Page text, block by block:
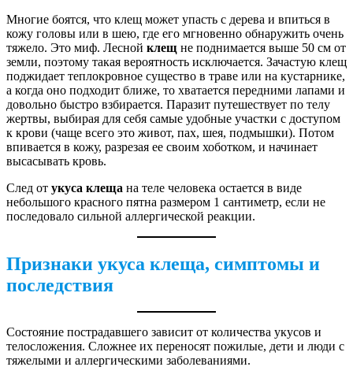
Многие боятся, что клещ может упасть с дерева и впиться в
кожу головы или в шею, где его мгновенно обнаружить очень
тяжело. Это миф. Лесной клещ не поднимается выше 50 см от
земли, поэтому такая вероятность исключается. Зачастую клещ
поджидает теплокровное существо в траве или на кустарнике,
а когда оно подходит ближе, то хватается передними лапами и
довольно быстро взбирается. Паразит путешествует по телу
жертвы, выбирая для себя самые удобные участки с доступом
к крови (чаще всего это живот, пах, шея, подмышки). Потом
впивается в кожу, разрезая ее своим хоботком, и начинает
высасывать кровь.
След от укуса клеща на теле человека остается в виде
небольшого красного пятна размером 1 сантиметр, если не
последовало сильной аллергической реакции.
Признаки укуса клеща, симптомы и
последствия
Состояние пострадавшего зависит от количества укусов и
телосложения. Сложнее их переносят пожилые, дети и люди с
тяжелыми и аллергическими заболеваниями.